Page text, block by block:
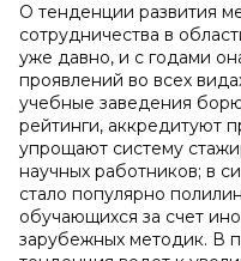
О тенденции развития
сотрудничества в
уже давно, и с годами
проявлений во всех
учебные заведения
рейтинги, аккредитуют
упрощают систему
научных работников; в
стало популярно
обучающихся за счет
зарубежных методик. В